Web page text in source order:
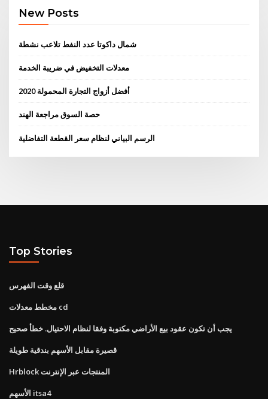
New Posts
شمال داكوتا عدد النفط تلاعب نشطة
معدلات التخفيض في ضريبة الخدمة
أفضل أزواج التجارة المحمولة 2020
حصة السوق مراجعة الهند
الرسم البياني لنظام سعر القطعة التفاضلية
Top Stories
قلع وقت الفهرس
مخطط معدلات cd
يجب أن تكون عقود بيع الأراضي مكتوبة وفقا لنظام الاحتيال. خطأ صحيح
قصيرة مقابل الأسهم بندقية طويلة
Hrblock المنتجات عبر الإنترنت
الأسهم itsa4